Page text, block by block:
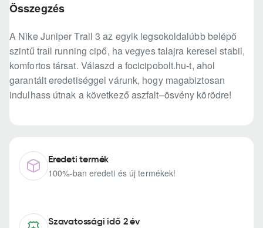
Összegzés
A Nike Juniper Trail 3 az egyik legsokoldalúbb belépő
szintű trail running cipő, ha vegyes talajra keresel stabil,
komfortos társat. Válaszd a focicipobolt.hu-t, ahol
garantált eredetiséggel várunk, hogy magabiztosan
indulhass útnak a következő aszfalt–ösvény körödre!
Eredeti termék
100%-ban eredeti és új termékek!
Szavatossági idő 2 év